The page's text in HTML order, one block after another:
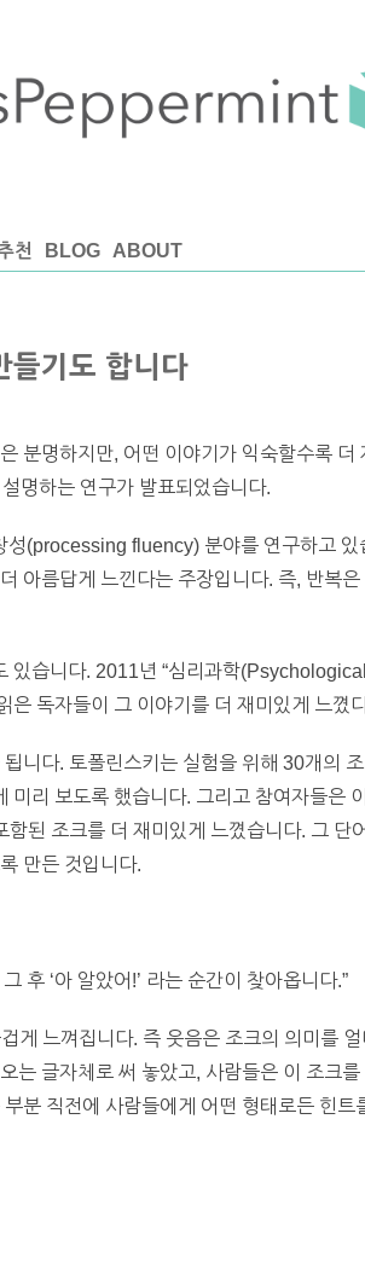
천 BLOG ABOUT
들기도 합니다
분명하지만, 어떤 이야기가 익숙할수록
명하는 연구가 발표되었습니다.
(processing fluency) 분야를 연구하고 있
아름답게 느낀다는 주장입니다. 즉, 반복
있습니다. 2011년 “심리과학
독자들이 그 이야기를 더 재미있게 느꼈
니다. 토폴린스키는 실험을 위해 30개의
미리 보도록 했습니다. 그리고 참여자들은
된 조크를 더 재미있게 느꼈습니다. 그 단
만든 것입니다.
후 ‘아 알았어!’ 라는 순간이 찾아옵니다.”
게 느껴집니다. 즉 웃음은 조크의 의미를
는 글자체로 써 놓았고, 사람들은 이 조크
분 직전에 사람들에게 어떤 형태로든 힌